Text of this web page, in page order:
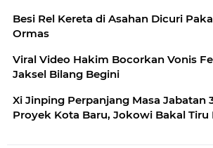
Besi Rel Kereta di Asahan Dicuri
Ormas
Viral Video Hakim Bocorkan Vonis
Jaksel Bilang Begini
Xi Jinping Perpanjang Masa Jabatan
Proyek Kota Baru, Jokowi Bakal Tiru